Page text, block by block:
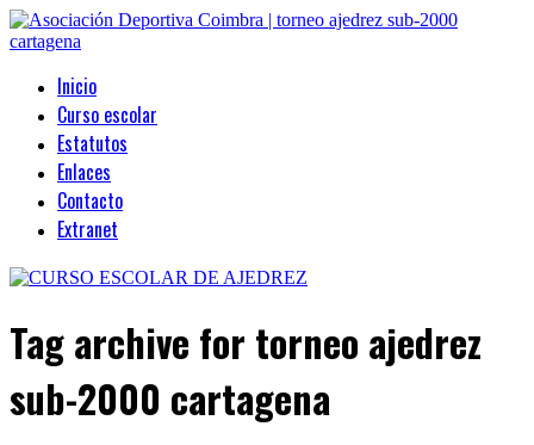
Inicio
Curso escolar
Estatutos
Enlaces
Contacto
Extranet
Tag archive for torneo ajedrez
sub-2000 cartagena